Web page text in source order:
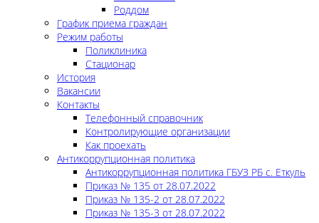
Роддом
График приема граждан
Режим работы
Поликлиника
Стационар
История
Вакансии
Контакты
Телефонный справочник
Контролирующие организации
Как проехать
Антикоррупционная политика
Антикоррупционная политика ГБУЗ РБ с. Еткуль
Приказ № 135 от 28.07.2022
Приказ № 135-2 от 28.07.2022
Приказ № 135-3 от 28.07.2022